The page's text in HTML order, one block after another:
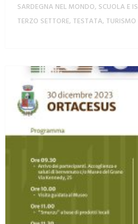
SARDEGNA NEL MONDO, SCUOLA E
TERZO SETTORE, TESTATA, TURISMO